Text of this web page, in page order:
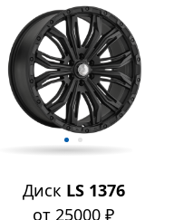
Диск LS 1376
от 25000 ₽